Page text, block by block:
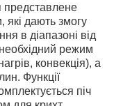
представлене
дають змогу
в діапазоні від
режим
конвекція), а
Функції
піч